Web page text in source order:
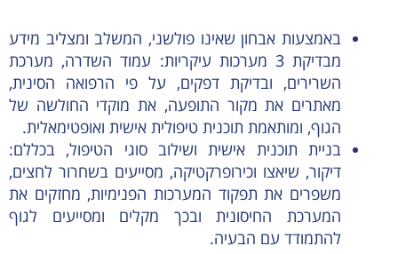
באמצעות אבחון שאינו פולשני, המשלב ומצליב מידע
מבדיקת 3 מערכות עיקריות: עמוד השדרה, מערכת
השרירים, ובדיקת דפקים, על פי הרפואה הסינית,
מאתרים את מקור התופעה, את מוקדי החולשה של
הגוף, ומותאמת תוכנית טיפולית אישית ואופטימאלית.
בניית תוכנית אישית ושילוב סוגי הטיפול, בכללם:
דיקור, שיאצו וכירופרקטיקה, מסייעים בשחרור לחצים,
משפרים את תפקוד המערכות הפנימיות, מחזקים את
המערכת החיסונית ובכך מקלים ומסייעים לגוף
להתמודד עם הבעיה.